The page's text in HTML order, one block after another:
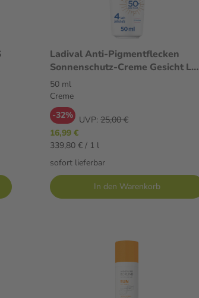
Ladival Anti-Pigmentflecken
Sonnenschutz-Creme Gesicht LSF
50+: Sonnencreme beugt
Pigmentflecken vor mit
Niacinamid & Vitamin E, mit 4-
fach Zellschutz, 50ml
50 ml
Creme
-32% UVP: 25,00 €
16,99 €
339,80 € / 1 l
sofort lieferbar
In den Warenkorb